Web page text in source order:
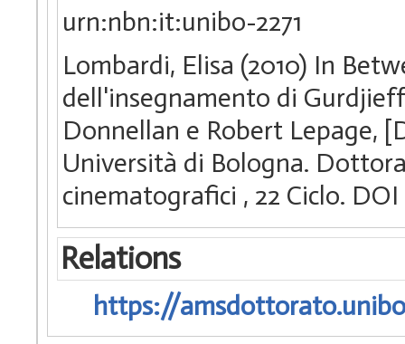
urn:nbn:it:unibo-2271
Lombardi, Elisa (2010) In
dell'insegnamento di
Donnellan e Robert Lepage,
Università di Bologna.
cinematografici , 22 Ciclo.
Relations
https://